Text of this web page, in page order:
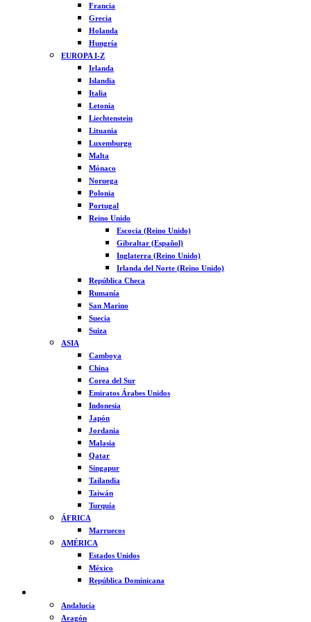
Francia
Grecia
Holanda
Hungría
EUROPA I-Z
Irlanda
Islandia
Italia
Letonia
Liechtenstein
Lituania
Luxemburgo
Malta
Mónaco
Noruega
Polonia
Portugal
Reino Unido
Escocia (Reino Unido)
Gibraltar (Español)
Inglaterra (Reino Unido)
Irlanda del Norte (Reino Unido)
República Checa
Rumanía
San Marino
Suecia
Suiza
ASIA
Camboya
China
Corea del Sur
Emiratos Árabes Unidos
Indonesia
Japón
Jordania
Malasia
Qatar
Singapur
Tailandia
Taiwán
Turquía
ÁFRICA
Marruecos
AMÉRICA
Estados Unidos
México
República Dominicana
Andalucía
Aragón